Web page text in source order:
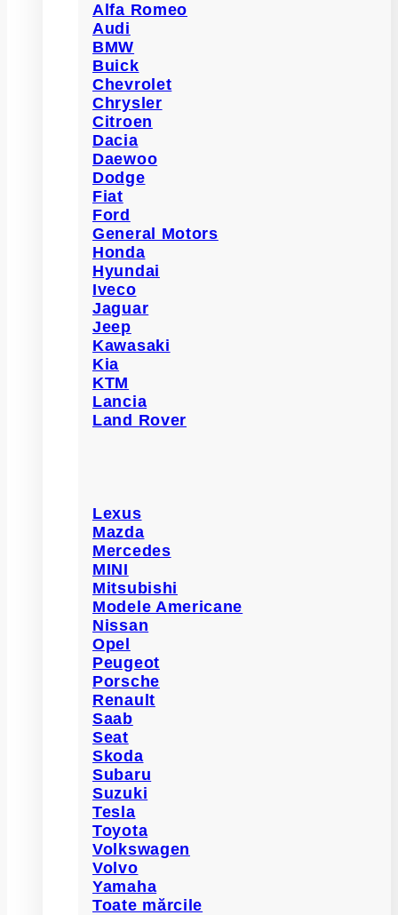
Alfa Romeo
Audi
BMW
Buick
Chevrolet
Chrysler
Citroen
Dacia
Daewoo
Dodge
Fiat
Ford
General Motors
Honda
Hyundai
Iveco
Jaguar
Jeep
Kawasaki
Kia
KTM
Lancia
Land Rover
Lexus
Mazda
Mercedes
MINI
Mitsubishi
Modele Americane
Nissan
Opel
Peugeot
Porsche
Renault
Saab
Seat
Skoda
Subaru
Suzuki
Tesla
Toyota
Volkswagen
Volvo
Yamaha
Toate mărcile